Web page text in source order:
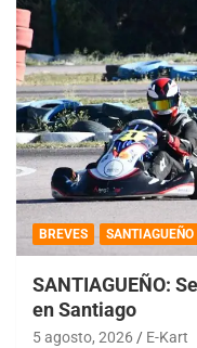
BREVES SANTIAGUEÑO
SANTIAGUEÑO:
en Santiago
5 agosto, 2026 E-Kart